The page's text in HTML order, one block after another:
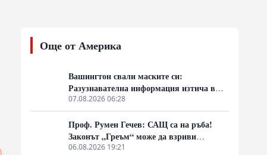
Още от Америка
Вашингтон свали маските си:
Разузнавателна информация изтича в
Киев. Удар по американски сателити е
най-добрата дипломация
07.08.2026 06:28
Проф. Румен Гечев: САЩ са на ръба!
Законът „Греъм“ може да взриви
собствената им икономика!
06.08.2026 19:21